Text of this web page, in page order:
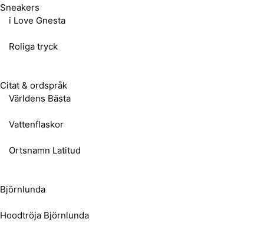
Sneakers
i Love Gnesta
Roliga tryck
Citat & ordspråk
Världens Bästa
Vattenflaskor
Ortsnamn Latitud
Björnlunda
Hoodtröja Björnlunda